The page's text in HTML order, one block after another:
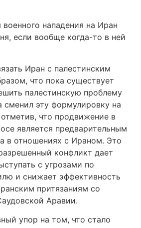
нападения на Иран
если вообще когда-то в ней
Иран с палестинским
что пока существует
палестинскую проблему
эту формулировку на
что продвижение в
является предварительным
в отношениях с Ираном. Это
конфликт дает
с угрозами по
и снижает эффективность
притязаниям со
Аравии.
упор на том, что стало